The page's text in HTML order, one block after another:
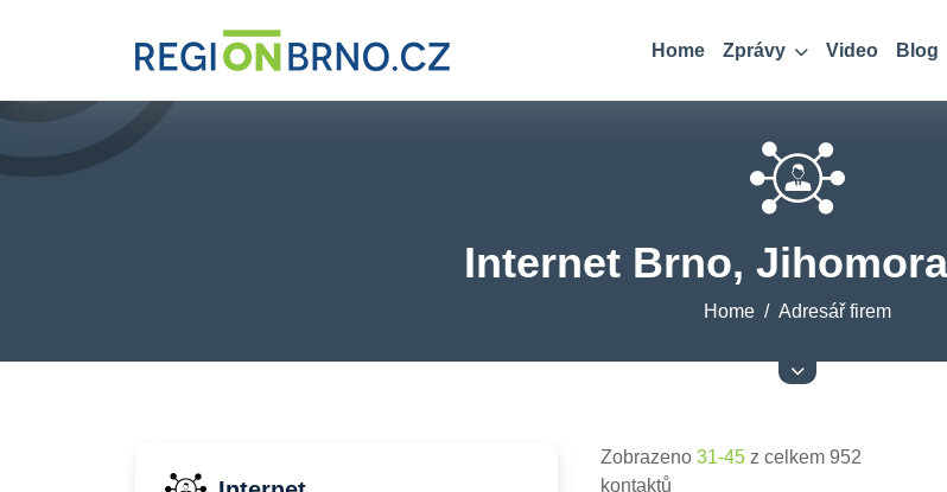
Home Zprávy Video Blog
Internet Brno,
Home Adresář firem
Zobrazeno 31-45 z celkem 952
kontaktů